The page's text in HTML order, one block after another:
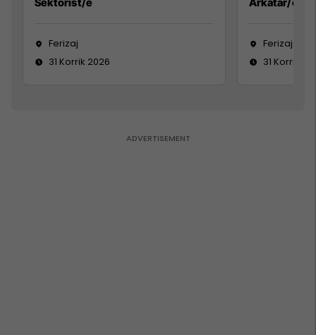
Ferizaj
31 Korrik 2026
Ferizaj
31 Korrik